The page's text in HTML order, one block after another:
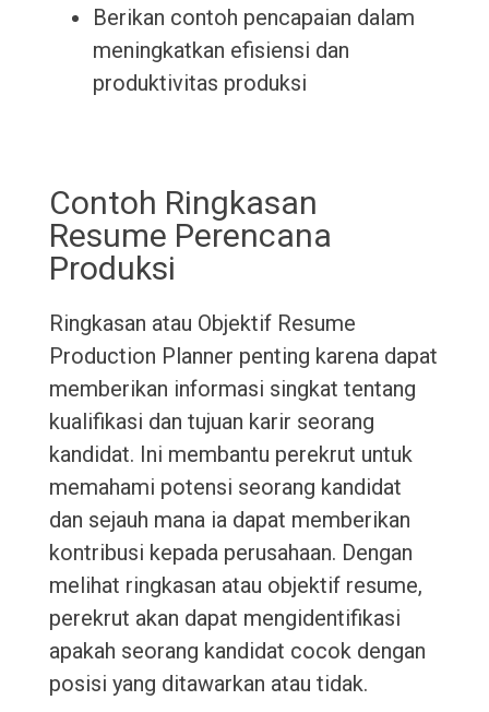
Berikan contoh pencapaian dalam
meningkatkan efisiensi dan
produktivitas produksi
Contoh Ringkasan
Resume Perencana
Produksi
Ringkasan atau Objektif Resume
Production Planner penting karena dapat
memberikan informasi singkat tentang
kualifikasi dan tujuan karir seorang
kandidat. Ini membantu perekrut untuk
memahami potensi seorang kandidat
dan sejauh mana ia dapat memberikan
kontribusi kepada perusahaan. Dengan
melihat ringkasan atau objektif resume,
perekrut akan dapat mengidentifikasi
apakah seorang kandidat cocok dengan
posisi yang ditawarkan atau tidak.